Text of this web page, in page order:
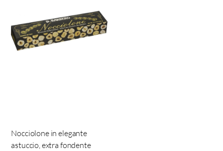
Nocciolone in elegante
astuccio, extra fondente